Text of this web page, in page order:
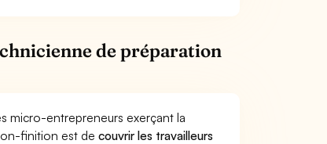
de préparation
micro-entrepreneurs exerçant la
finition est decouvrir les travailleurs